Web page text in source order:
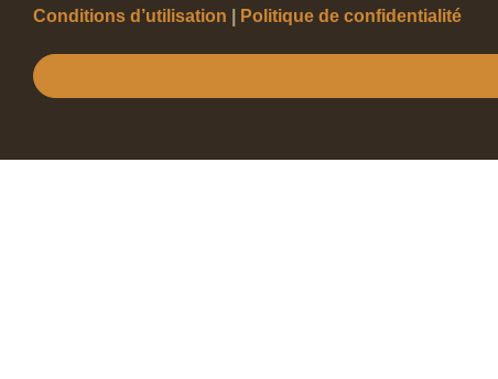
Conditions d’utilisation Politique de confidentialité